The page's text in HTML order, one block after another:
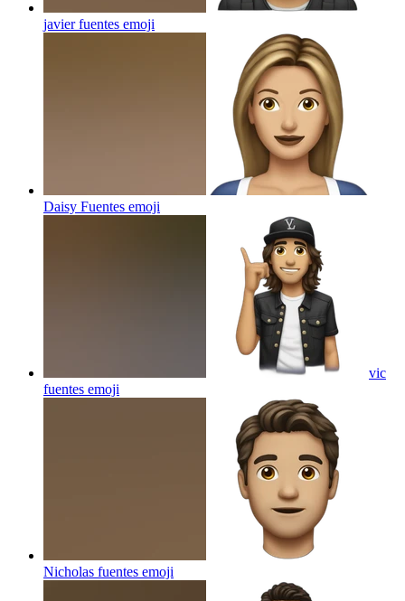
javier fuentes emoji
Daisy Fuentes emoji
vic
fuentes emoji
Nicholas fuentes emoji